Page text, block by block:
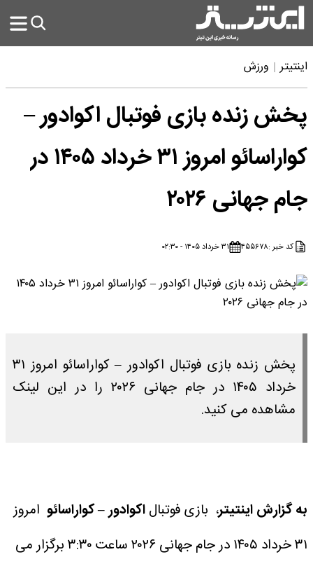
اینتیتر ورزش
پخش زنده بازی فوتبال اکوادور –
کواراسائو امروز ۳۱ خرداد ۱۴۰۵ در
جام جهانی ۲۰۲۶
کد خبر :۴۵۵۶۷۸ ۳۱ خرداد ۱۴۰۵ - ۰۲:۳۰
پخش زنده بازی فوتبال اکوادور – کواراسائو امروز ۳۱
خرداد ۱۴۰۵ در جام جهانی ۲۰۲۶ را در این لینک
مشاهده می کنید.
به گزارش اینتیتر، بازی فوتبالاکوادور – کواراسائو امروز
۳۱ خرداد ۱۴۰۵ در جام جهانی ۲۰۲۶ ساعت ۳:۳۰ برگزار می